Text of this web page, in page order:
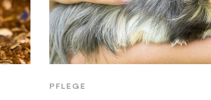
PFLEGE